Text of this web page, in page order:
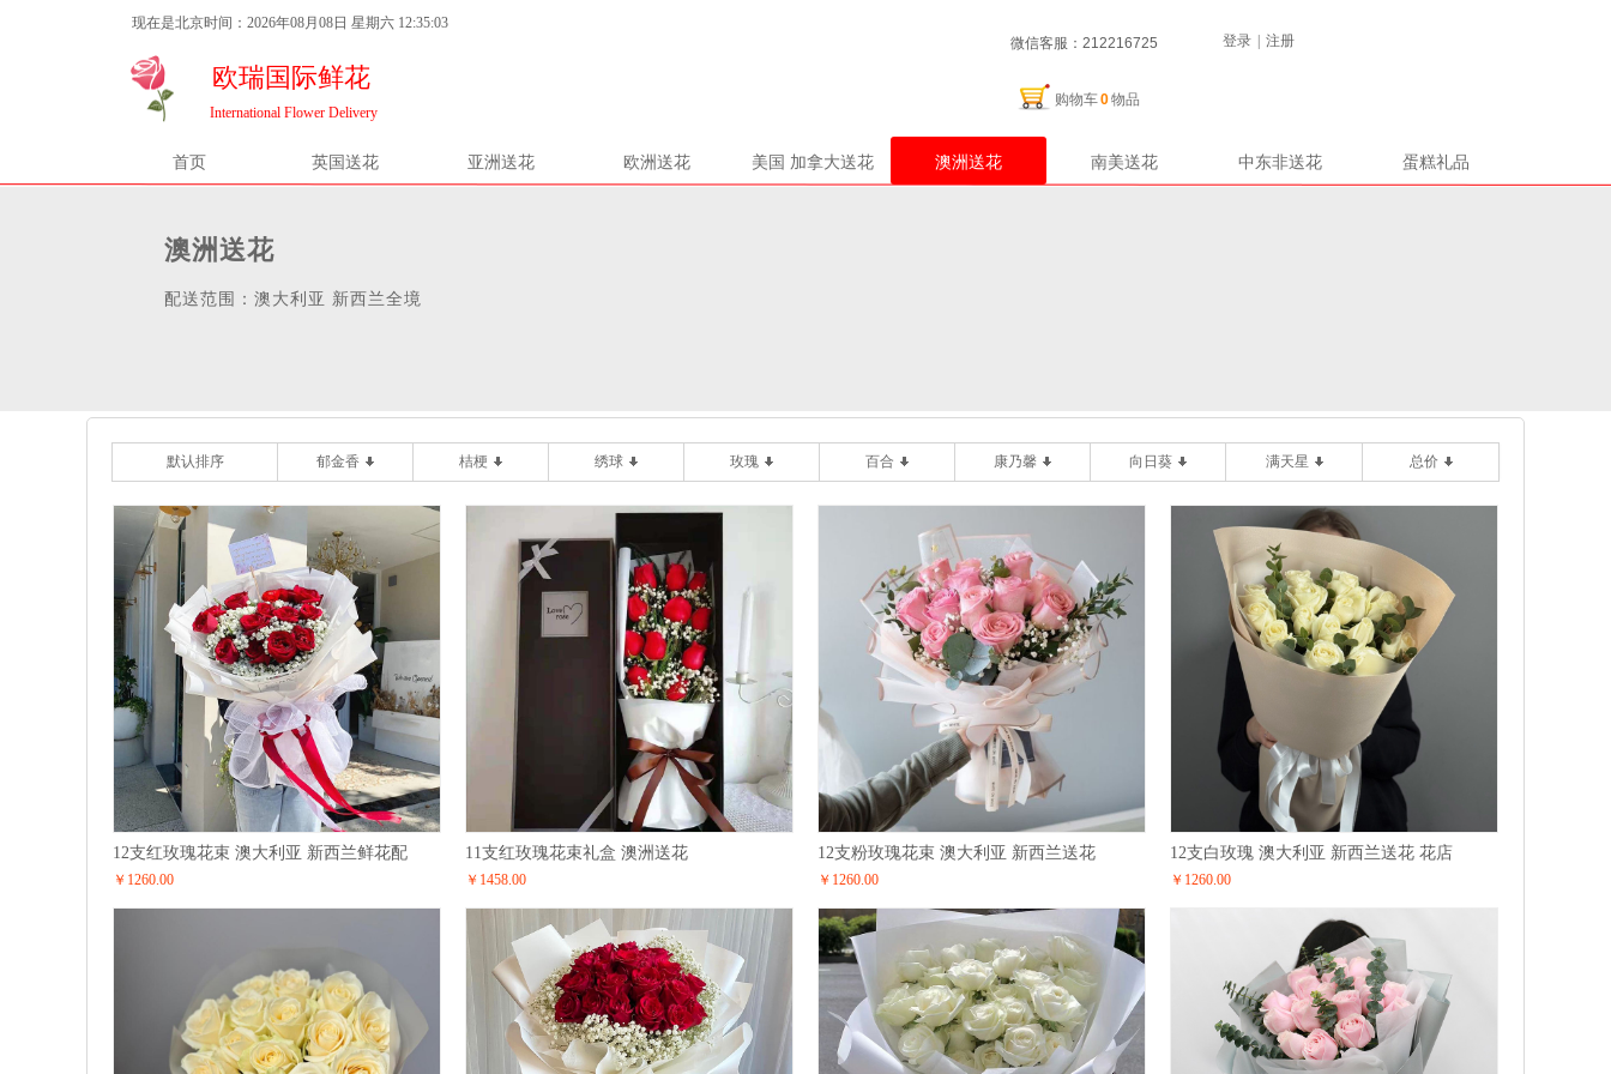
登录 注册
购物车0物品
现在是北京时间：2026年08月08日 星期六 12:35:04
International Flower Delivery
欧瑞国际鲜花
首页 英国送花 亚洲送花 欧洲送花 美国 加拿大送花 澳洲送花 南美送花 中东非送花 蛋糕礼品
微信客服：212216725
澳洲送花
配送范围：澳大利亚 新西兰全境
默认排序 郁金香 桔梗 绣球 玫瑰 百合 康乃馨 向日葵 满天星 总价
12支红玫瑰花束 澳大利亚 新西兰鲜花配
￥1260.00
11支红玫瑰花束礼盒 澳洲送花
￥1458.00
12支粉玫瑰花束 澳大利亚 新西兰送花
￥1260.00
12支白玫瑰 澳大利亚 新西兰送花 花店
￥1260.00